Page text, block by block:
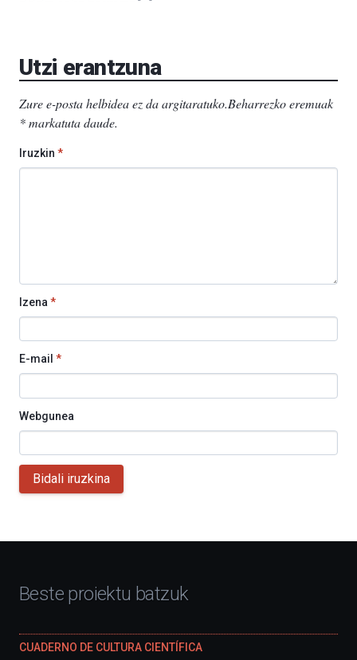
Utzi erantzuna
Zure e-posta helbidea ez da argitaratuko.Beharrezko eremuak
*markatuta daude.
Iruzkin *
Izena *
E-mail *
Webgunea
Bidali iruzkina
Beste proiektu batzuk
CUADERNO DE CULTURA CIENTÍFICA